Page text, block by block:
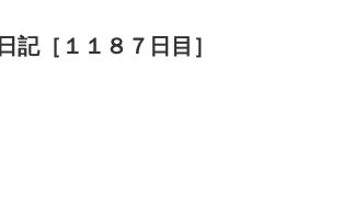
記［１１８７日目］